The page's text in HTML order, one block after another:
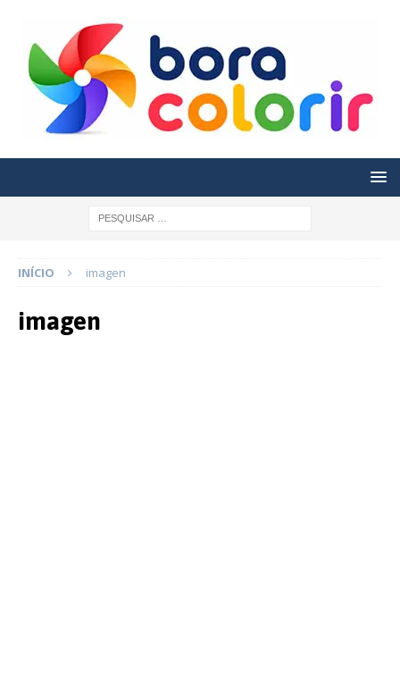
INÍCIO imagen
imagen